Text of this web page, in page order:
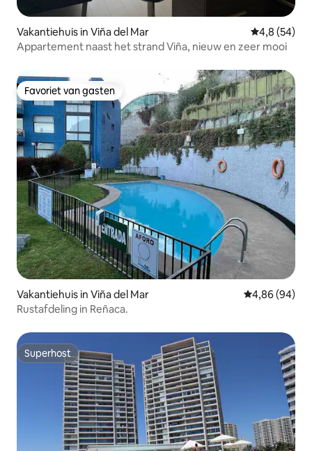
Vakantiehuis in Viña del Mar Gemiddelde
4,8 (54)
Appartement naast het strand Viña, nieuw en zeer mooi
Favoriet van gasten
Favoriet van gasten
Vakantiehuis in Viña del Mar Gemiddelde
4,86 (94)
Rustafdeling in Reñaca.
Superhost
Superhost